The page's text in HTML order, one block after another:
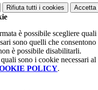
Rifiuta tutti i cookies Accetta
è possibile scegliere
sono quelli che
è possibile disabilitarli.
sono i cookie necessari
POLICY.